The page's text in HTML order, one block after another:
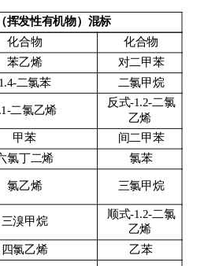
挥发性有机物）混标
化合物 化合物
苯乙烯
对二甲苯
1.4-二氯苯 二氯甲烷
二氯乙烯
反式-1.2-二氯
乙烯
甲苯
间二甲苯
氯丁二烯
氯苯
氯乙烯 三氯甲烷
三溴甲烷
顺式-1.2-二氯
乙烯
四氯乙烯
乙苯